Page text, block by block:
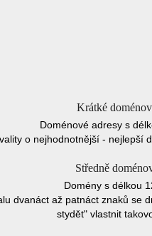
Krátké
Doménové adresy s
o nejhodnotnější - nejlepší
Středně
Domény s délkou
dvanáct až patnáct znaků se
stydět" vlastnit